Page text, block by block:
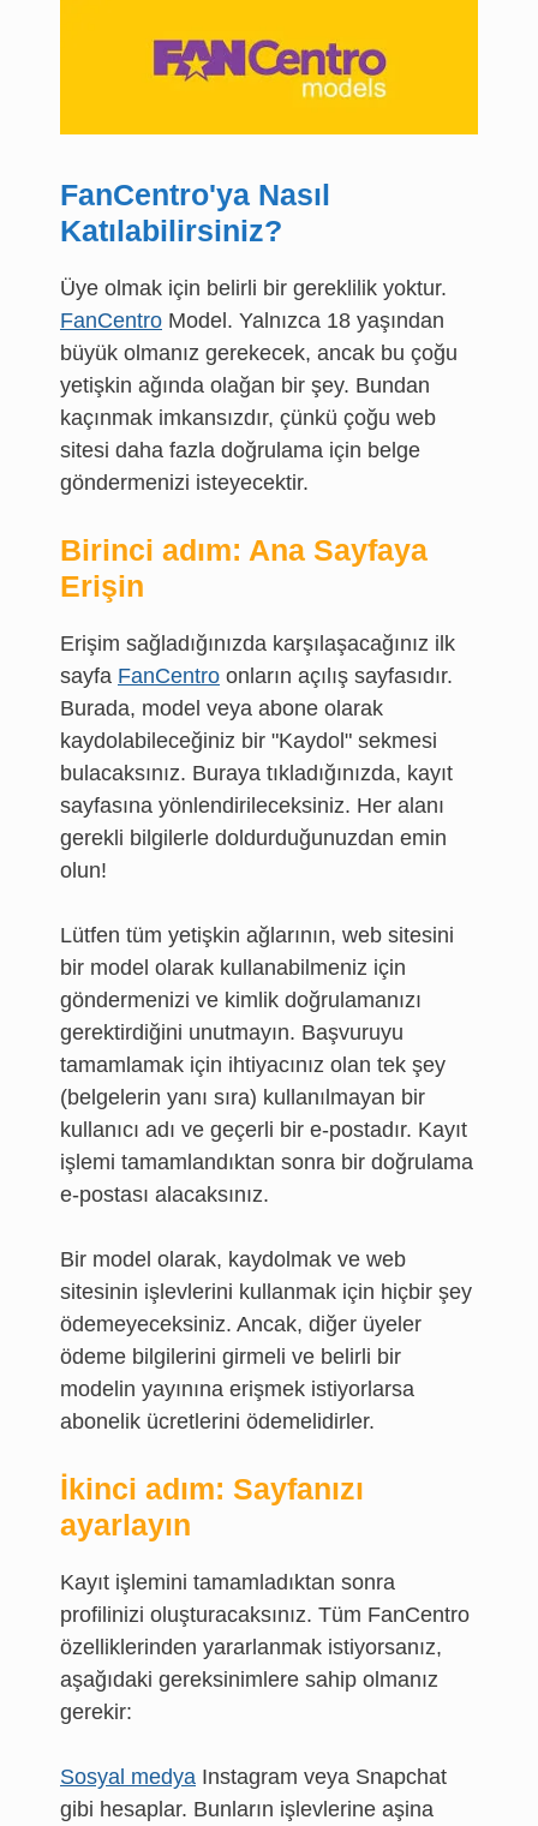
FanCentro'ya Nasıl
Katılabilirsiniz?
Üye olmak için belirli bir gereklilik yoktur.
FanCentro Model. Yalnızca 18 yaşından
büyük olmanız gerekecek, ancak bu çoğu
yetişkin ağında olağan bir şey. Bundan
kaçınmak imkansızdır, çünkü çoğu web
sitesi daha fazla doğrulama için belge
göndermenizi isteyecektir.
Birinci adım: Ana Sayfaya
Erişin
Erişim sağladığınızda karşılaşacağınız ilk
sayfa FanCentro onların açılış sayfasıdır.
Burada, model veya abone olarak
kaydolabileceğiniz bir "Kaydol" sekmesi
bulacaksınız. Buraya tıkladığınızda, kayıt
sayfasına yönlendirileceksiniz. Her alanı
gerekli bilgilerle doldurduğunuzdan emin
olun!
Lütfen tüm yetişkin ağlarının, web sitesini
bir model olarak kullanabilmeniz için
göndermenizi ve kimlik doğrulamanızı
gerektirdiğini unutmayın. Başvuruyu
tamamlamak için ihtiyacınız olan tek şey
(belgelerin yanı sıra) kullanılmayan bir
kullanıcı adı ve geçerli bir e-postadır. Kayıt
işlemi tamamlandıktan sonra bir doğrulama
e-postası alacaksınız.
Bir model olarak, kaydolmak ve web
sitesinin işlevlerini kullanmak için hiçbir şey
ödemeyeceksiniz. Ancak, diğer üyeler
ödeme bilgilerini girmeli ve belirli bir
modelin yayınına erişmek istiyorlarsa
abonelik ücretlerini ödemelidirler.
İkinci adım: Sayfanızı
ayarlayın
Kayıt işlemini tamamladıktan sonra
profilinizi oluşturacaksınız. Tüm FanCentro
özelliklerinden yararlanmak istiyorsanız,
aşağıdaki gereksinimlere sahip olmanız
gerekir:
Sosyal medya Instagram veya Snapchat
gibi hesaplar. Bunların işlevlerine aşina